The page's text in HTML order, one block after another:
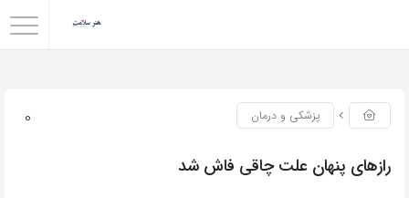
0 پزشکی و درمان
رازهای پنهان علت چاقی فاش شد